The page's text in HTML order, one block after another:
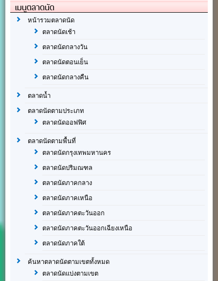
เมนูตลาดนัด
หน้ารวมตลาดนัด
ตลาดนัดเช้า
ตลาดนัดกลางวัน
ตลาดนัดตอนเย็น
ตลาดนัดกลางคืน
ตลาดน้ำ
ตลาดนัดตามประเภท
ตลาดนัดออฟฟิศ
ตลาดนัดตามพื้นที่
ตลาดนัดกรุงเทพมหานคร
ตลาดนัดปริมณฑล
ตลาดนัดภาคกลาง
ตลาดนัดภาคเหนือ
ตลาดนัดภาคตะวันออก
ตลาดนัดภาคตะวันออกเฉียงเหนือ
ตลาดนัดภาคใต้
ค้นหาตลาดนัดตามเขตทั้งหมด
ตลาดนัดแบ่งตามเขต